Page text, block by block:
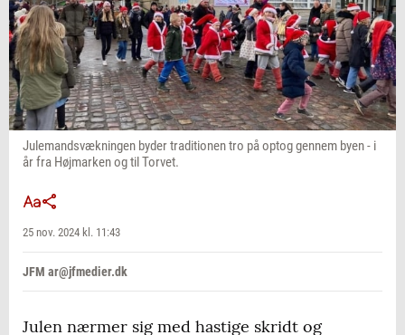
Julemandsvækningen byder traditionen tro på optog gennem byen - i
år fra Højmarken og til Torvet.
25 nov. 2024 kl. 11:43
JFM ar@jfmedier.dk
Julen nærmer sig med hastige skridt og